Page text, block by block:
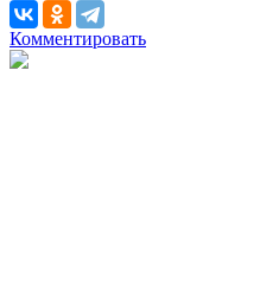
Комментировать